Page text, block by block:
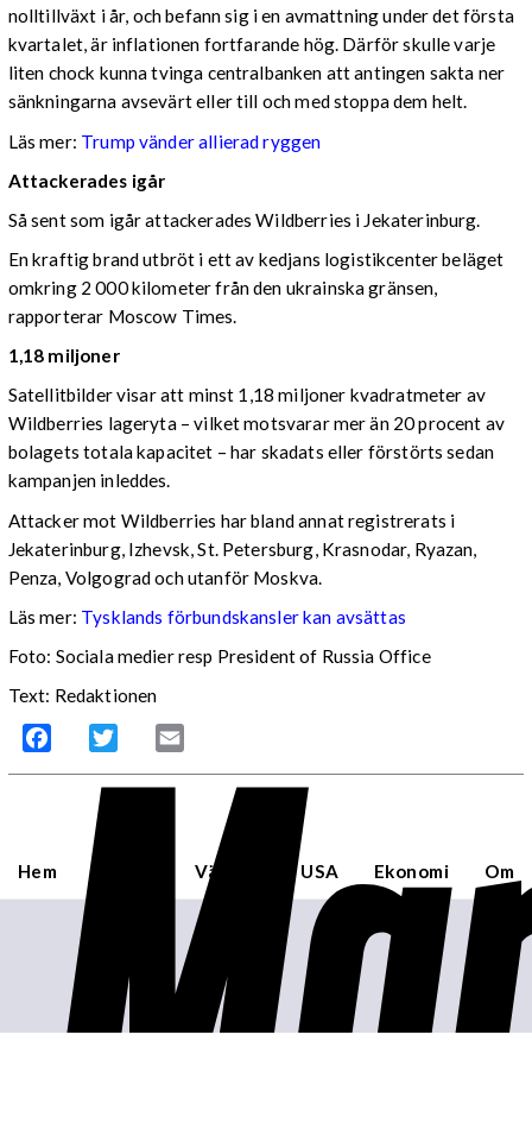
nolltillväxt i år, och befann sig i en avmattning under det första
kvartalet, är inflationen fortfarande hög. Därför skulle varje
liten chock kunna tvinga centralbanken att antingen sakta ner
sänkningarna avsevärt eller till och med stoppa dem helt.
Läs mer: Trump vänder allierad ryggen
Attackerades igår
Så sent som igår attackerades Wildberries i Jekaterinburg.
En kraftig brand utbröt i ett av kedjans logistikcenter beläget
omkring 2 000 kilometer från den ukrainska gränsen,
rapporterar Moscow Times.
1,18 miljoner
Satellitbilder visar att minst 1,18 miljoner kvadratmeter av
Wildberries lageryta – vilket motsvarar mer än 20 procent av
bolagets totala kapacitet – har skadats eller förstörts sedan
kampanjen inleddes.
Attacker mot Wildberries har bland annat registrerats i
Jekaterinburg, Izhevsk, St. Petersburg, Krasnodar, Ryazan,
Penza, Volgograd och utanför Moskva.
Läs mer: Tysklands förbundskansler kan avsättas
Foto: Sociala medier resp President of Russia Office
Text: Redaktionen
Facebook Twitter
Hem Världen USA Ekonomi Om